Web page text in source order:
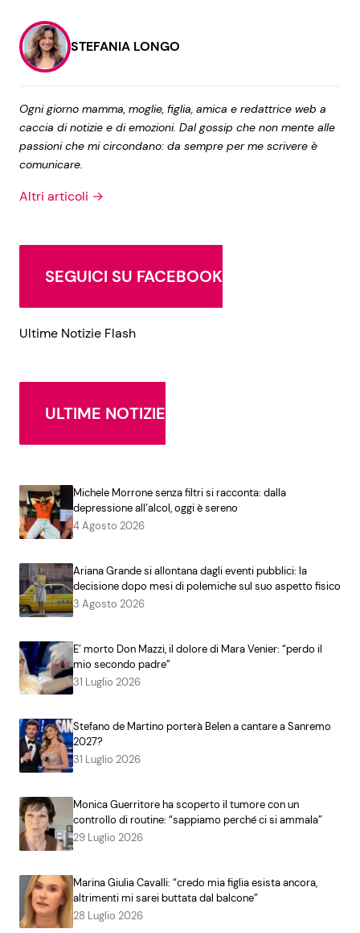
STEFANIA LONGO
Ogni giorno mamma, moglie, figlia, amica e redattrice web a
caccia di notizie e di emozioni. Dal gossip che non mente alle
passioni che mi circondano: da sempre per me scrivere è
comunicare.
Altri articoli →
SEGUICI SU FACEBOOK
Ultime Notizie Flash
ULTIME NOTIZIE
Michele Morrone senza filtri si racconta: dalla
depressione all’alcol, oggi è sereno
4 Agosto 2026
Ariana Grande si allontana dagli eventi pubblici: la
decisione dopo mesi di polemiche sul suo aspetto fisico
3 Agosto 2026
E’ morto Don Mazzi, il dolore di Mara Venier: “perdo il
mio secondo padre”
31 Luglio 2026
Stefano de Martino porterà Belen a cantare a Sanremo
2027?
31 Luglio 2026
Monica Guerritore ha scoperto il tumore con un
controllo di routine: “sappiamo perché ci si ammala”
29 Luglio 2026
Marina Giulia Cavalli: “credo mia figlia esista ancora,
altrimenti mi sarei buttata dal balcone”
28 Luglio 2026